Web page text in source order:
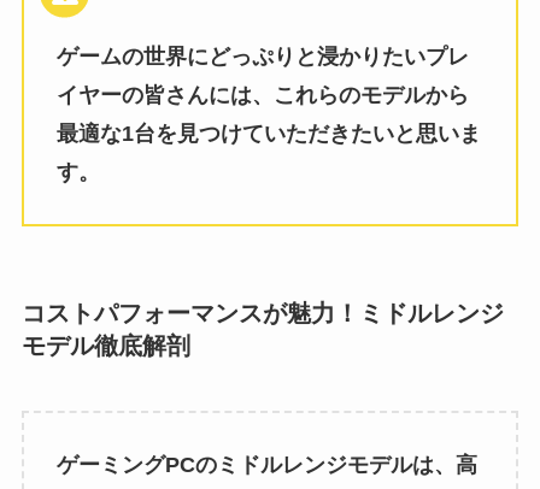
ゲームの世界にどっぷりと浸かりたいプレ
イヤーの皆さんには、これらのモデルから
最適な1台を見つけていただきたいと思いま
す。
コストパフォーマンスが魅力！ミドルレンジ
モデル徹底解剖
ゲーミングPCのミドルレンジモデルは、高